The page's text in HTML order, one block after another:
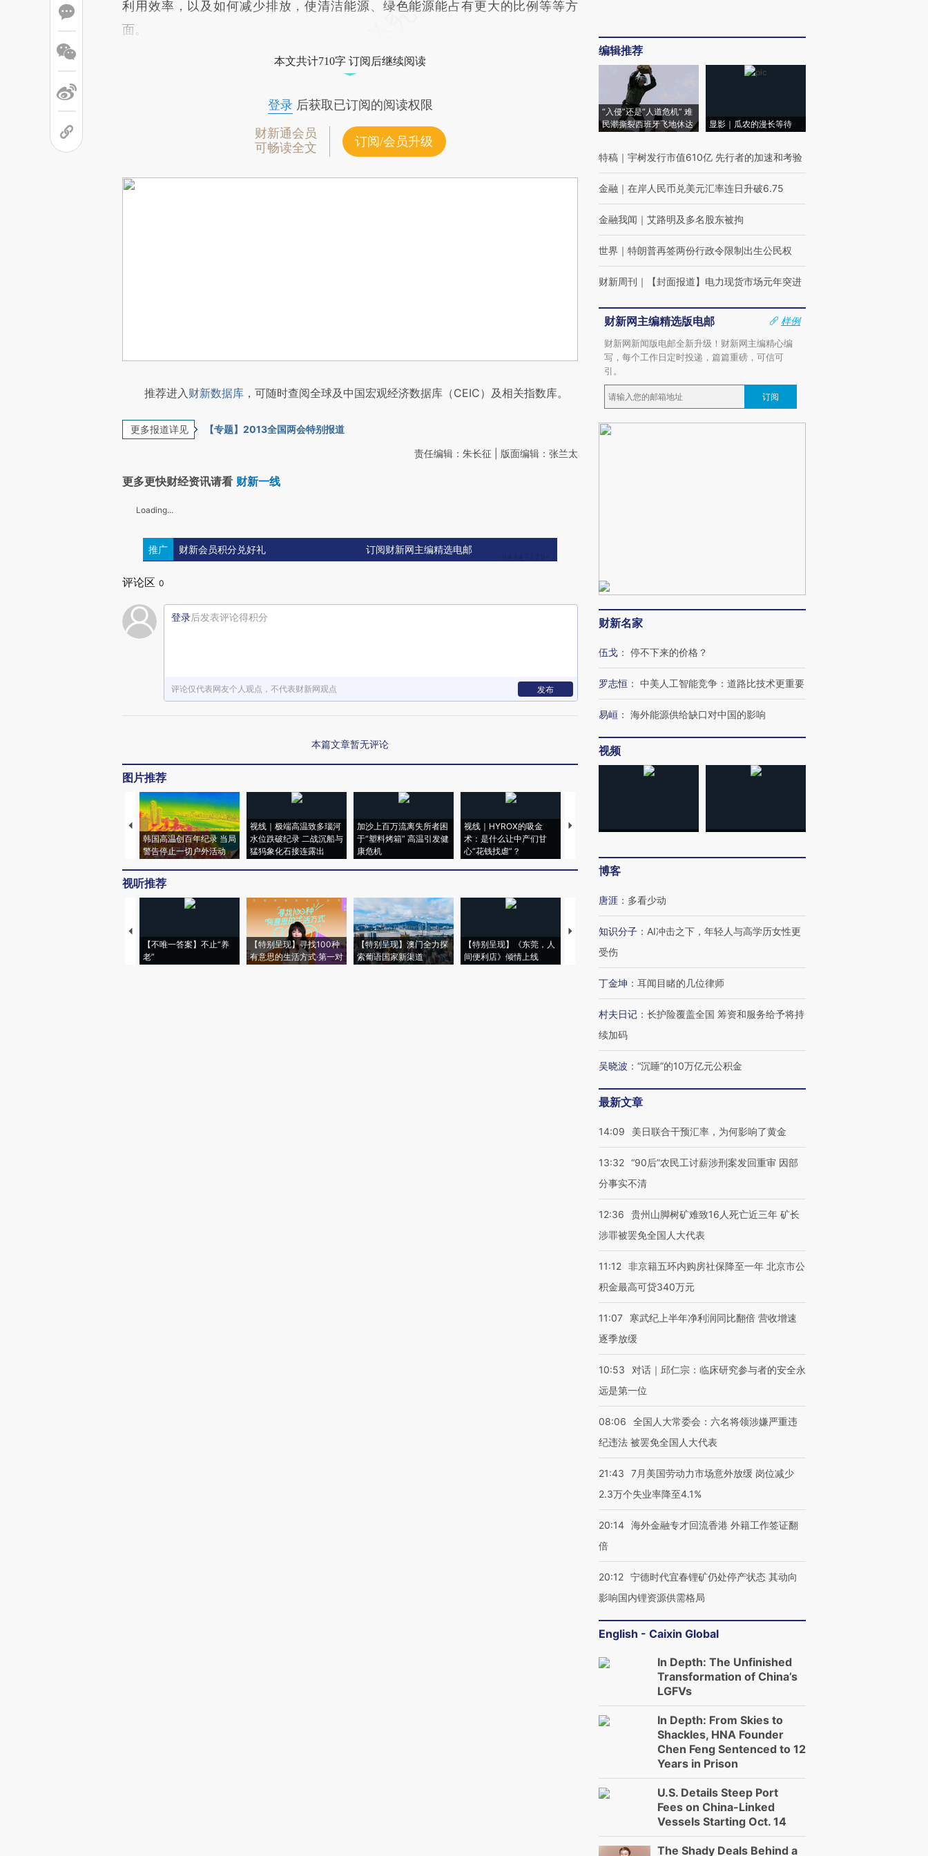
利用效率，以及如何减少排放，使清洁能源、绿色能源能占有更大的比例等等方
面。
本文共计710字 订阅后继续阅读
登录后获取已订阅的阅读权限
财新通会员
可畅读全文
订阅/会员升级
推荐进入财新数据库 ，可随时查阅全球及中国宏观经济数据库（CEIC）及相关指数库。
更多报道详见 【专题】2013全国两会特别报道
责任编辑：朱长征 | 版面编辑：张兰太
更多更快财经资讯请看 财新一线
Loading...
推广 财新会员积分兑好礼 订阅财新网主编精选电邮
评论区 0
登录后发表评论得积分
评论仅代表网友个人观点，不代表财新网观点 发布
本篇文章暂无评论
图片推荐
韩国高温创百年纪录 当局
警告停止一切户外活动
视线｜极端高温致多瑙河
水位跌破纪录 二战沉船与
猛犸象化石接连露出
加沙上百万流离失所者困
于“塑料烤箱” 高温引发健
康危机
视线｜HYROX的吸金
术：是什么让中产们甘
心“花钱找虐”？
马航飞行员跨国走私7万
视听推荐
【不唯一答案】不止“养
老”
【特别呈现】寻找100种
有意思的生活方式·第一对
【特别呈现】澳门全力探
索葡语国家新渠道
【特别呈现】《东莞，人
间便利店》倾情上线
【推广】走进第四届链博
【商旅对话】华住集团
编辑推荐
“入侵”还是“人道危机” 难
民潮撕裂西班牙飞地休达
显影｜瓜农的漫长等待
特稿 ｜ 宇树发行市值610亿 先行者的加速和考验
金融 ｜ 在岸人民币兑美元汇率连日升破6.75
金融我闻 ｜ 艾路明及多名股东被拘
世界 ｜ 特朗普再签两份行政令限制出生公民权
财新周刊 ｜ 【封面报道】电力现货市场元年突进
财新网主编精选版电邮
样例
财新网新闻版电邮全新升级！财新网主编精心编
写，每个工作日定时投递，篇篇重磅，可信可
引。
订阅
财新名家
伍戈 ： 停不下来的价格？
罗志恒 ： 中美人工智能竞争：道路比技术更重要
易峘 ： 海外能源供给缺口对中国的影响
视频
博客
唐涯 ： 多看少动
知识分子 ： AI冲击之下，年轻人与高学历女性更
受伤
丁金坤 ： 耳闻目睹的几位律师
村夫日记 ： 长护险覆盖全国 筹资和服务给予将持
续加码
吴晓波 ： “沉睡”的10万亿元公积金
最新文章
14:09 美日联合干预汇率，为何影响了黄金
13:32 “90后”农民工讨薪涉刑案发回重审 因部
分事实不清
12:36
贵州山脚树矿难致16人死亡近三年 矿长
涉罪被罢免全国人大代表
11:12 非京籍五环内购房社保降至一年 北京市公
积金最高可贷340万元
11:07
寒武纪上半年净利润同比翻倍 营收增速
逐季放缓
10:53
对话｜邱仁宗：临床研究参与者的安全永
远是第一位
08:06
全国人大常委会：六名将领涉嫌严重违
纪违法 被罢免全国人大代表
21:43
7月美国劳动力市场意外放缓 岗位减少
2.3万个失业率降至4.1%
20:14 海外金融专才回流香港 外籍工作签证翻
倍
20:12 宁德时代宜春锂矿仍处停产状态 其动向
影响国内锂资源供需格局
English - Caixin Global
In Depth: The Unfinished
Transformation of China’s
LGFVs
In Depth: From Skies to
Shackles, HNA Founder
Chen Feng Sentenced to 12
Years in Prison
U.S. Details Steep Port
Fees on China-Linked
Vessels Starting Oct. 14
The Shady Deals Behind a